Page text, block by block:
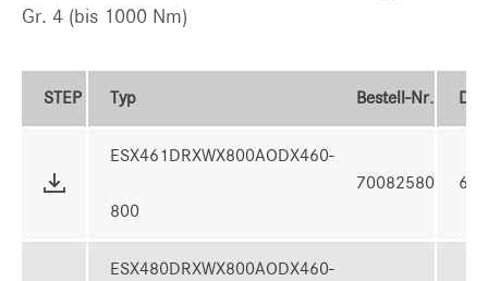
Gr. 4 (bis 1000 Nm)
STEP Typ Bestell-Nr.
ESX461DRXWX800AODX460-
800
70082580
ESX480DRXWX800AODX460-